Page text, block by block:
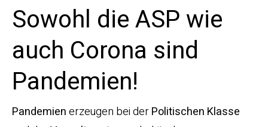
Sowohl die ASP wie
auch Corona sind
Pandemien!
Pandemienerzeugen bei derPolitischen Klasse